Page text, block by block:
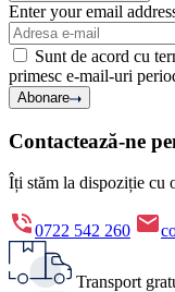
Enter your email
Sunt de acord cu
primesc e-mail-uri
Abonare
Contactează-ne
Îți stăm la dispoziție cu
0722 542 260
Transport